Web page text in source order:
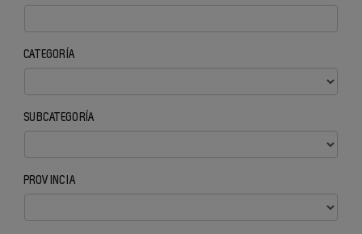
CATEGORÍA
SUBCATEGORÍA
PROVINCIA